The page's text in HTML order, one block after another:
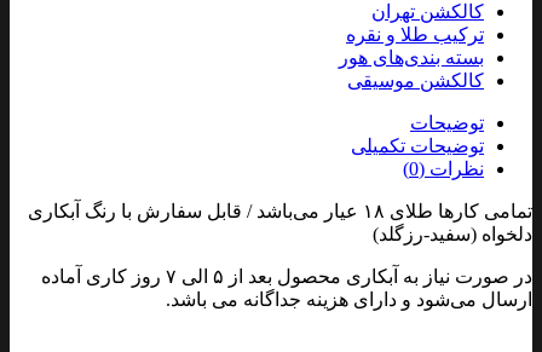
کالکشن تهران
ترکیب طلا و نقره
بسته بندی‌های هور
کالکشن موسیقی
توضیحات
توضیحات تکمیلی
نظرات (0)
تمامی کارها طلای ۱۸ عیار می‌باشد / قابل سفارش با رنگ آبکاری
دلخواه (سفید-رزگلد)
در صورت نیاز به آبکاری محصول بعد از ۵ الی ۷ روز کاری آماده
ارسال می‌شود و دارای هزینه جداگانه می باشد.